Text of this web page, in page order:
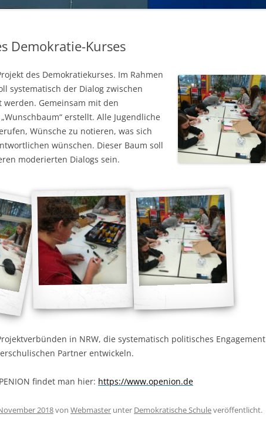
Demokratie-Kurses
des Demokratiekurses. Im Rahmen
systematisch der Dialog zwischen
werden. Gemeinsam mit den
erstellt. Alle Jugendliche
Wünsche zu notieren, was sich
wünschen. Dieser Baum soll
moderierten Dialogs sein.
in NRW, die systematisch politisches Engagement
Partner entwickeln.
findet man hier: https://www.openion.de
2018von Webmaster unter Demokratische Schuleveröffentlicht.